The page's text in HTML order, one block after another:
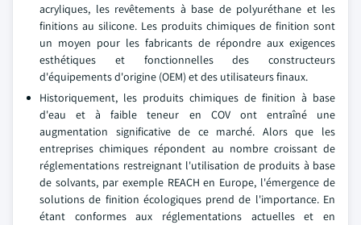
acryliques, les revêtements à base de polyuréthane et les
finitions au silicone. Les produits chimiques de finition sont
un moyen pour les fabricants de répondre aux exigences
esthétiques et fonctionnelles des constructeurs
d'équipements d'origine (OEM) et des utilisateurs finaux.
Historiquement, les produits chimiques de finition à base
d'eau et à faible teneur en COV ont entraîné une
augmentation significative de ce marché. Alors que les
entreprises chimiques répondent au nombre croissant de
réglementations restreignant l'utilisation de produits à base
de solvants, par exemple REACH en Europe, l'émergence de
solutions de finition écologiques prend de l'importance. En
étant conformes aux réglementations actuelles et en